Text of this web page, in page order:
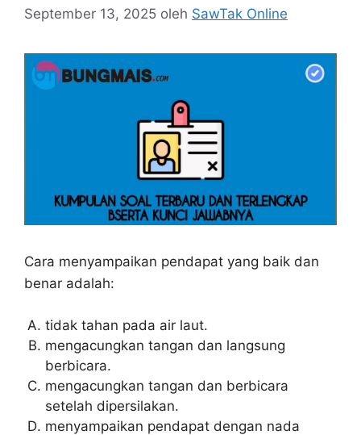
September 13, 2025 oleh SawTak Online
Cara menyampaikan pendapat yang baik dan
benar adalah:
tidak tahan pada air laut.
mengacungkan tangan dan langsung
berbicara.
mengacungkan tangan dan berbicara
setelah dipersilakan.
menyampaikan pendapat dengan nada